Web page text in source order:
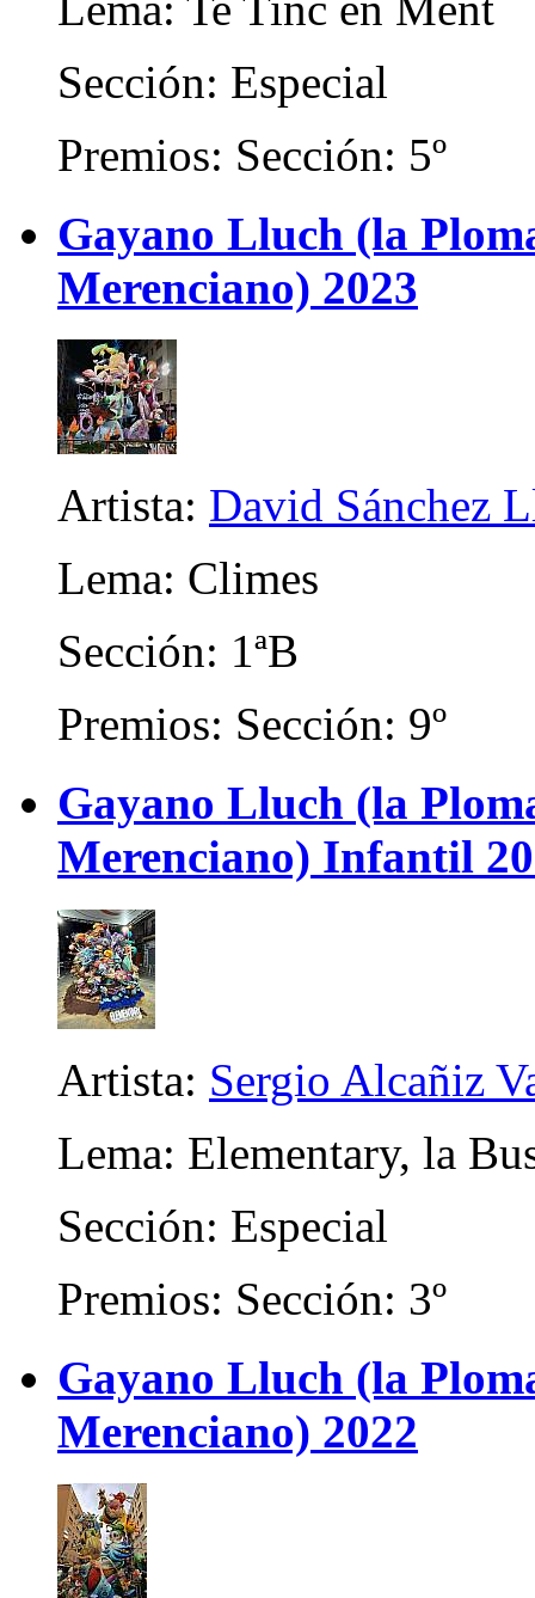
Sección: Especial
Premios: Sección: 5º
Gayano Lluch (la
Merenciano) 2023
Artista: David Sánchez
Lema: Climes
Sección: 1ªB
Premios: Sección: 9º
Gayano Lluch (la
Merenciano) Infantil
Artista: Sergio Alcañiz
Lema: Elementary, la
Sección: Especial
Premios: Sección: 3º
Gayano Lluch (la
Merenciano) 2022